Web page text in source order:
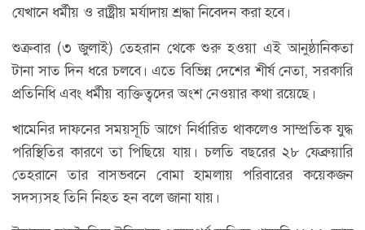
যেখানে ধর্মীয় ও রাষ্ট্রীয় মর্যাদায় শ্রদ্ধা নিবেদন করা হবে।
শুক্রবার (৩ জুলাই) তেহরান থেকে শুরু হওয়া এই আনুষ্ঠানিকতা
টানা সাত দিন ধরে চলবে। এতে বিভিন্ন দেশের শীর্ষ নেতা, সরকারি
প্রতিনিধি এবং ধর্মীয় ব্যক্তিত্বদের অংশ নেওয়ার কথা রয়েছে।
খামেনির দাফনের সময়সূচি আগে নির্ধারিত থাকলেও সাম্প্রতিক যুদ্ধ
পরিস্থিতির কারণে তা পিছিয়ে যায়। চলতি বছরের ২৮ ফেব্রুয়ারি
তেহরানে তার বাসভবনে বোমা হামলায় পরিবারের কয়েকজন
সদস্যসহ তিনি নিহত হন বলে জানা যায়।